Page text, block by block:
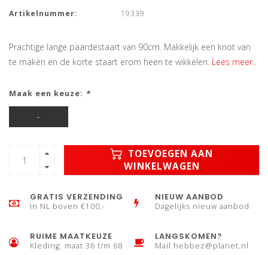
Artikelnummer: 19339
Prachtige lange paardestaart van 90cm. Makkelijk een knot van
te maken en de korte staart erom heen te wikkelen. Lees meer..
Maak een keuze: *
-
TOEVOEGEN AAN
WINKELWAGEN
GRATIS VERZENDING
In NL boven €100,-
NIEUW AANBOD
Dagelijks nieuw aanbod
RUIME MAATKEUZE
Kleding: maat 36 t/m 68
LANGSKOMEN?
Mail hebbez@planet.nl